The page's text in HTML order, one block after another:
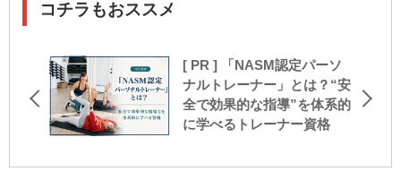
コチラもおススメ
[ PR ] 「NASM認定パーソ
ナルトレーナー」とは？“安
全で効果的な指導”を体系的
に学べるトレーナー資格